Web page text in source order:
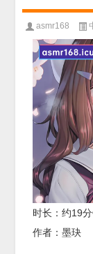
asmr168
时长：约19
作者：墨玦